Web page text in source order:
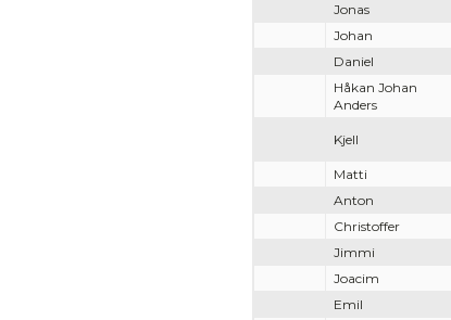
Jonas
Johan
Daniel
Håkan Johan
Anders
Kjell
Matti
Anton
Christoffer
Jimmi
Joacim
Emil